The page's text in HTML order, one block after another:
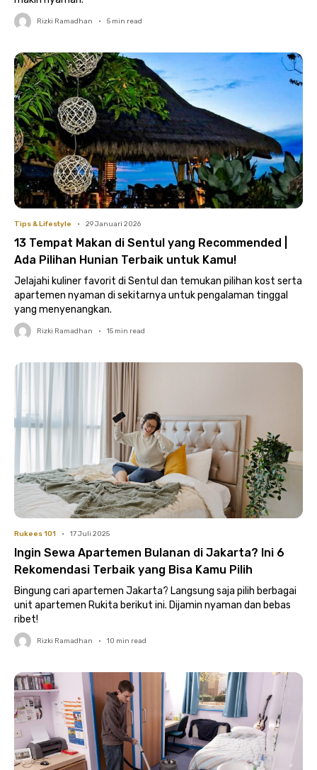
Rizki Ramadhan • 5 min read
Tips & Lifestyle • 29 Januari 2026
13 Tempat Makan di Sentul yang Recommended |
Ada Pilihan Hunian Terbaik untuk Kamu!
Jelajahi kuliner favorit di Sentul dan temukan pilihan kost serta
apartemen nyaman di sekitarnya untuk pengalaman tinggal
yang menyenangkan.
Rizki Ramadhan • 15 min read
Rukees 101 • 17 Juli 2025
Ingin Sewa Apartemen Bulanan di Jakarta? Ini 6
Rekomendasi Terbaik yang Bisa Kamu Pilih
Bingung cari apartemen Jakarta? Langsung saja pilih berbagai
unit apartemen Rukita berikut ini. Dijamin nyaman dan bebas
ribet!
Rizki Ramadhan • 10 min read